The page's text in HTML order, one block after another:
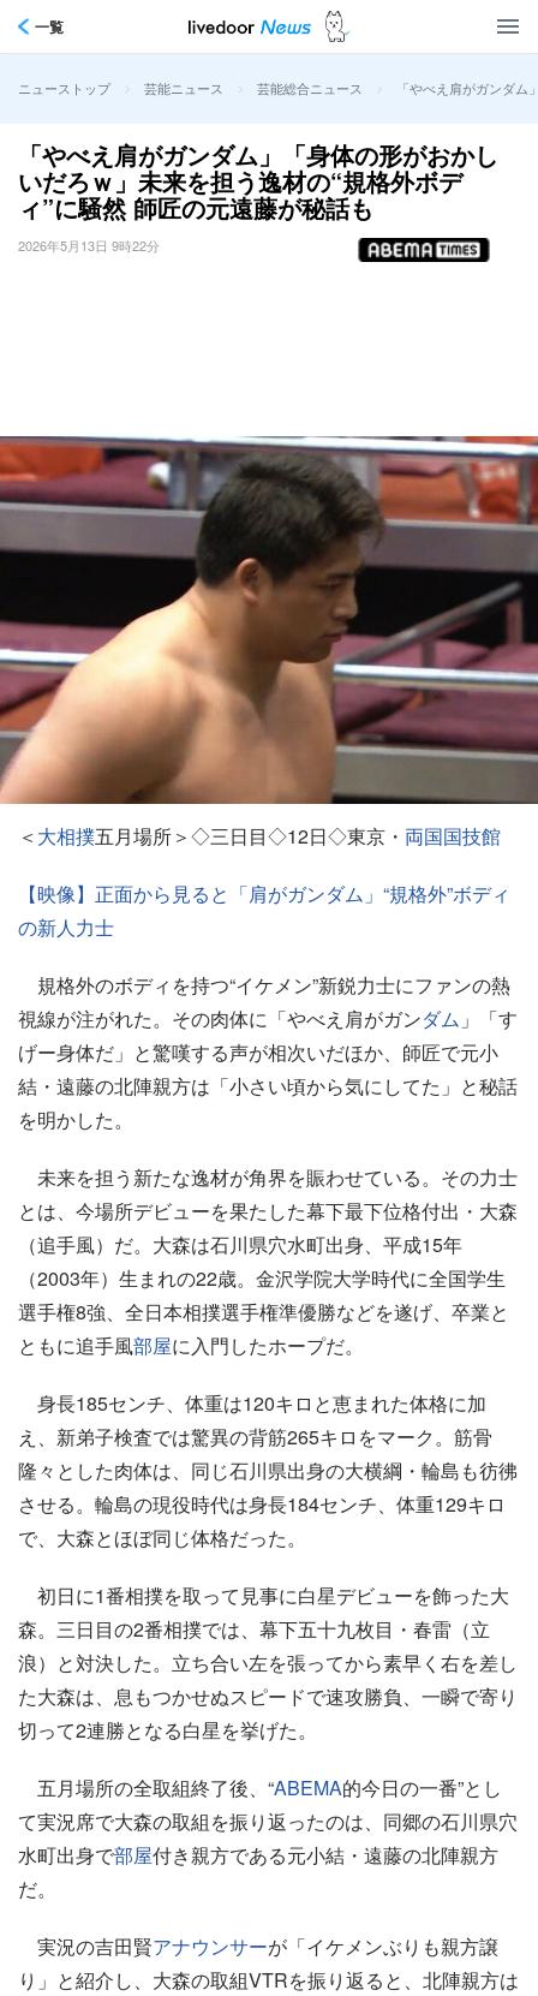
一覧
ニューストップ > 芸能ニュース > 芸能総合ニュース > 「やべえ肩がガンダ
「やべえ肩がガンダム」「身体の形がおかし
いだろｗ」未来を担う逸材の“規格外ボデ
ィ”に騒然 師匠の元遠藤が秘話も
2026年5月13日 9時22分
＜ 大相撲五月場所＞◇三日目◇12日◇東京・ 両国国技館
【映像】正面から見ると「肩がガンダム」“規格外”ボディ
の新人力士
規格外のボディを持つ“イケメン”新鋭力士にファンの熱
視線が注がれた。その肉体に「やべえ肩がガンダム 」「す
げー身体だ」と驚嘆する声が相次いだほか、師匠で元小
結・遠藤の北陣親方は「小さい頃から気にしてた」と秘話
を明かした。
未来を担う新たな逸材が角界を賑わせている。その力士
とは、今場所デビューを果たした幕下最下位格付出・大森
（追手風）だ。大森は石川県穴水町出身、平成15年
（2003年）生まれの22歳。金沢学院大学時代に全国学生
選手権8強、全日本相撲選手権準優勝などを遂げ、卒業と
ともに追手風部屋に入門したホープだ。
身長185センチ、体重は120キロと恵まれた体格に加
え、新弟子検査では驚異の背筋265キロをマーク。筋骨
隆々とした肉体は、同じ石川県出身の大横綱・輪島も彷彿
させる。輪島の現役時代は身長184センチ、体重129キロ
で、大森とほぼ同じ体格だった。
初日に1番相撲を取って見事に白星デビューを飾った大
森。三日目の2番相撲では、幕下五十九枚目・春雷（立
浪）と対決した。立ち合い左を張ってから素早く右を差し
た大森は、息もつかせぬスピードで速攻勝負、一瞬で寄り
切って2連勝となる白星を挙げた。
五月場所の全取組終了後、“ABEMA的今日の一番”とし
て実況席で大森の取組を振り返ったのは、同郷の石川県穴
水町出身で部屋付き親方である元小結・遠藤の北陣親方
だ。
実況の吉田賢アナウンサーが「イケメンぶりも親方譲
り」と紹介し、大森の取組VTRを振り返ると、北陣親方は